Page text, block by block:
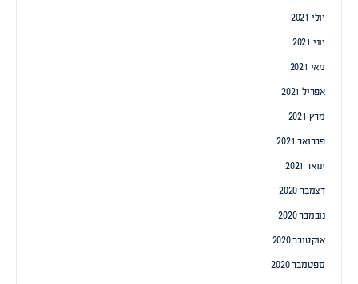
יולי 2021
יוני 2021
מאי 2021
אפריל 2021
מרץ 2021
פברואר 2021
ינואר 2021
דצמבר 2020
נובמבר 2020
אוקטובר 2020
ספטמבר 2020